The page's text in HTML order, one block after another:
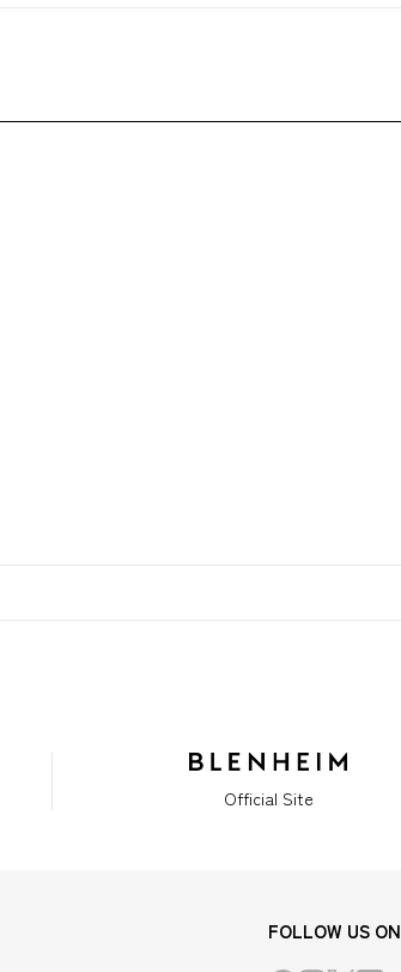
Official Site
FOLLOW US ON